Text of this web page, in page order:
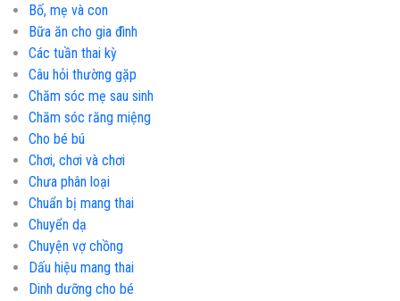
Bố, mẹ và con
Bữa ăn cho gia đình
Các tuần thai kỳ
Câu hỏi thường gặp
Chăm sóc mẹ sau sinh
Chăm sóc răng miệng
Cho bé bú
Chơi, chơi và chơi
Chưa phân loại
Chuẩn bị mang thai
Chuyển dạ
Chuyện vợ chồng
Dấu hiệu mang thai
Dinh dưỡng cho bé